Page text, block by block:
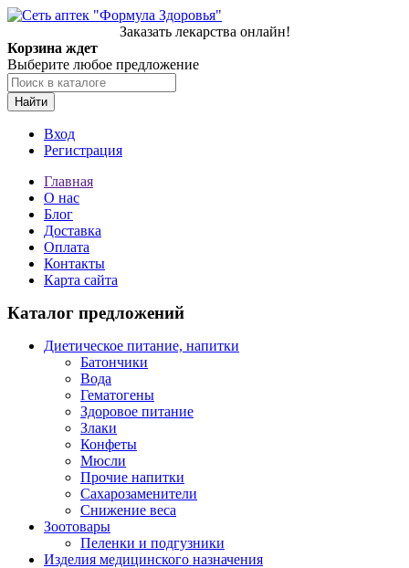
Заказать лекарства онлайн!
Корзина ждет
Выберите любое предложение
Найти
Вход
Регистрация
Главная
О нас
Блог
Доставка
Оплата
Контакты
Карта сайта
Каталог предложений
Диетическое питание, напитки
Батончики
Вода
Гематогены
Здоровое питание
Злаки
Конфеты
Мюсли
Прочие напитки
Сахарозаменители
Снижение веса
Зоотовары
Пеленки и подгузники
Изделия медицинского назначения